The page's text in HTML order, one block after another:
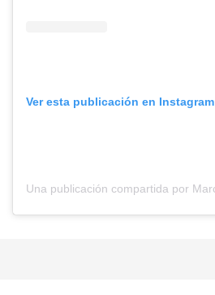
Ver esta publicación en Instagram